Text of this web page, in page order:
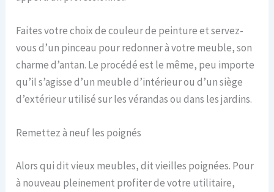
Faites votre choix de couleur de peinture et servez-
vous d’un pinceau pour redonner à votre meuble, son
charme d’antan. Le procédé est le même, peu importe
qu’il s’agisse d’un meuble d’intérieur ou d’un siège
d’extérieur utilisé sur les vérandas ou dans les jardins.
Remettez à neuf les poignés
Alors qui dit vieux meubles, dit vieilles poignées. Pour
à nouveau pleinement profiter de votre utilitaire,